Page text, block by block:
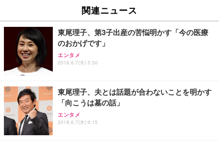
ュチェア 人間工学 疲れない ブラック
￥27,999
Sezlife オフィスチェア デスクチェア 疲れない テレ
ワーク チェア 強化バックレスト 30度ロッキング機
能 人間工学 椅子 腰サポート 90度跳ね上げ式アーム
務用 おしゃれ パソコンチェア (ブラック)
Sezlife オフィスチェア デスクチェア 疲れない テレ
ワーク チェア 強化バックレスト 30度ロッキング機
能 人間工学 椅子 腰サポート 90度跳ね上げ式アーム
￥109,572
【純正品】27"ゲーミングモニター DualSense 充電
フック付き（CFI-ZDM1J）
【整備済み品】Dell E2724HS 27インチ 液晶モニタ
ー フルHD（1920×1080）VA 非光沢 HDMI/DisplayP
ort/VGA スピーカー内蔵 高さ調整 スイベル VESA対
x2袋(84枚) ホワイト(吸収面:ライトブルー)
￥3,234
ネオ・ルーライフ ネオ・オムツ L 中型犬用 26枚入
り 単品
Smart Basic(スマートベーシック) 【Amazon.co.jp
限定】 Smart Basic アイリスオーヤマ ペットシーツ
超厚型 お徳用 ワイド 100枚入 (x 1) (ケース販売)
関連ニュース
東尾理子、第3子出産の苦悩明かす「今の医療
のおかげです」
エンタメ
2018.6.7(木) 5:30
東尾理子、夫とは話題が合わないことを明かす
「向こうは墓の話」
エンタメ
2018.6.7(木) 6:15